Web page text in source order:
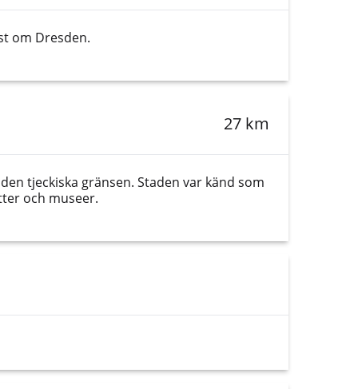
om Dresden.
27 km
tjeckiska gränsen. Staden var känd som
och museer.